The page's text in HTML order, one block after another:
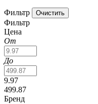
Фильтр
Фильтр
Цена
От
До
9.97
499.87
Бренд